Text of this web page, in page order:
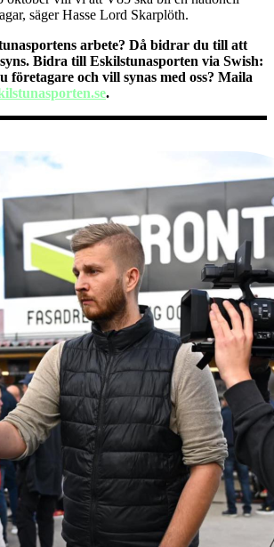
säger Hasse Lord Skarplöth.
arbete? Då bidrar du till att
Bidra till Eskilstunasporten via Swish:
företagare och vill synas med oss? Maila
.